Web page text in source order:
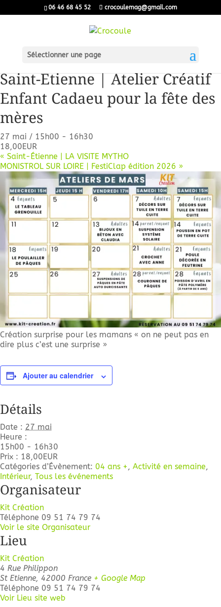
06 46 68 45 52 crocoulemag@gmail.com
Sélectionner une page
« Tous les Évènements
Saint-Etienne | Atelier Créatif
Enfant Cadaeu pour la fête des
mères
27 mai / 15h00 - 16h30
18,00EUR
« Saint-Étienne | LA VISITE MYTHO
MONISTROL SUR LOIRE | FestiClap édition 2026 »
Création surprise pour les mamans « on ne peut pas en
dire plus c’est une surprise »
Ajouter au calendrier
Détails
Date : 27 mai
Heure :
15h00 - 16h30
Prix : 18,00EUR
Catégories d’Évènement: 04 ans +, Activité en semaine,
Intérieur, Tous les événements
Organisateur
Kit Création
Téléphone 09 51 74 79 74
Voir le site Organisateur
Lieu
Kit Création
4 Rue Philippon
St Etienne, 42000 France + Google Map
Téléphone 09 51 74 79 74
Voir Lieu site web